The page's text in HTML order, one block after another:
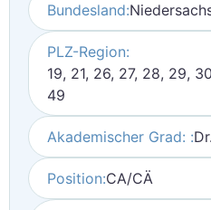
Bundesland:
PLZ-Region:
19, 21, 26, 27, 28, 29,
49
Akademischer Grad: :
Position:CA/CÄ